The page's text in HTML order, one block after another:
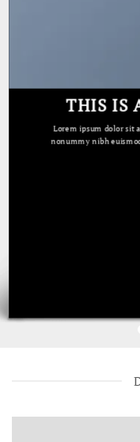
THIS IS
Lorem ipsum dolor sit
nonummy nibh